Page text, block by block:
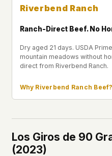
Riverbend Ranch
Ranch-Direct Beef. No
Dry aged 21 days. USDA
mountain meadows without
direct from Riverbend Ranch.
Why Riverbend Ranch
Los Giros de 90
(2023)